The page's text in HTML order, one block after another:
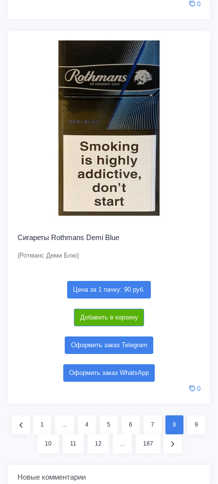
0
Сигареты Rothmans Demi Blue
(Ротманс Деми Блю)
Цена за 1 пачку: 90 руб.
Добавить в корзину
Оформить заказ Telegram
Оформить заказ WhatsApp
0
1 ... 4 5 6 7 8 9
10 11 12 ... 187
Новые комментарии